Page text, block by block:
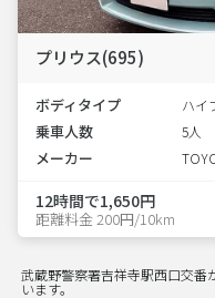
プリウス(695)
ボディタイプ ハイ
乗車人数 5人
メーカー
12時間で1,650円
距離料金 200円/10km
武蔵野警察署吉祥寺駅西口交番
います。